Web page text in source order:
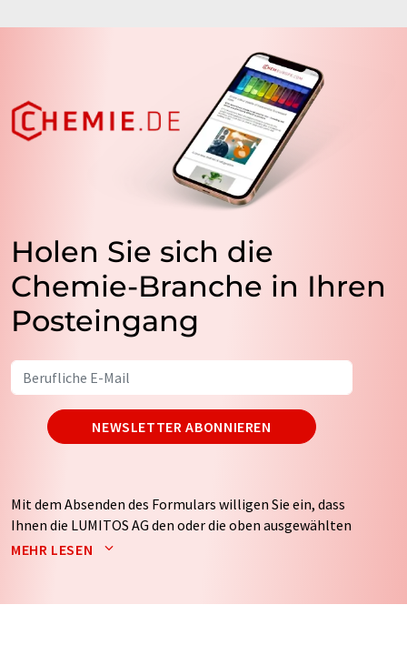
Holen Sie sich die
Chemie-Branche in Ihren
Posteingang
NEWSLETTER ABONNIEREN
Mit dem Absenden des Formulars willigen Sie ein, dass
Ihnen die LUMITOS AG den oder die oben ausgewählten
Newsletter per E-Mail zusendet. Ihre Daten werden
auf Basis unsererDatenschutzerklärung. LUMITOS darf
MEHR LESEN